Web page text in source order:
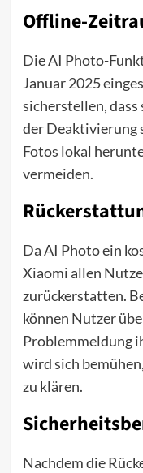
Offline-
Die AI Photo-
Januar 2025
sicherstellen,
der Deaktivierung
Fotos lokal
vermeiden.
Da AI Photo ein
Xiaomi allen
zurückerstatten.
können Nutzer
Problemmeldung
wird sich
zu klären.
Nachdem die